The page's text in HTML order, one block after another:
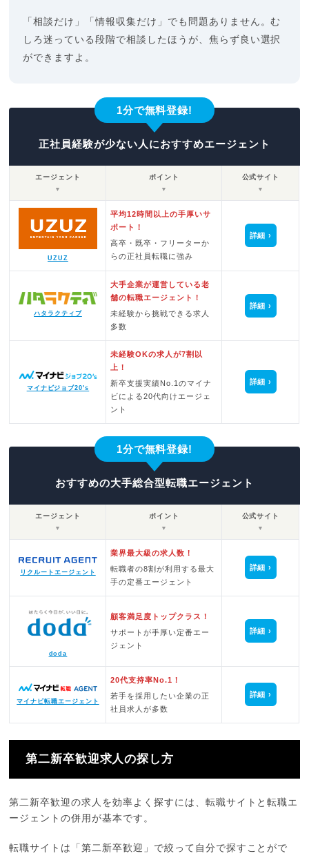
「相談だけ」「情報収集だけ」でも問題ありません。む
しろ迷っている段階で相談したほうが、焦らず良い選択
ができますよ。
1分で無料登録!
正社員経験が少ない人におすすめエージェント
エージェント
▼
ポイント
▼
公式サイト
▼
UZUZ
平均12時間以上の手厚いサ
ポート！
高卒・既卒・フリーターか
らの正社員転職に強み
詳細
ハタラクティブ
大手企業が運営している老
舗の転職エージェント！
未経験から挑戦できる求人
多数
詳細
マイナビジョブ20's
未経験OKの求人が7割以
上！
新卒支援実績No.1のマイナ
ビによる20代向けエージェ
ント
詳細
1分で無料登録!
おすすめの大手総合型転職エージェント
エージェント
▼
ポイント
▼
公式サイト
▼
リクルートエージェント
業界最大級の求人数！
転職者の8割が利用する最大
手の定番エージェント
詳細
doda
顧客満足度トップクラス！
サポートが手厚い定番エー
ジェント
詳細
マイナビ転職エージェント
20代支持率No.1！
若手を採用したい企業の正
社員求人が多数
詳細
第二新卒歓迎求人の探し方
第二新卒歓迎の求人を効率よく探すには、転職サイトと転職エ
ージェントの併用が基本です。
転職サイトは「第二新卒歓迎」で絞って自分で探すことがで